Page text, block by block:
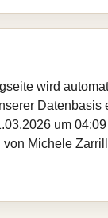
wird
Datenbasis
um
Michele